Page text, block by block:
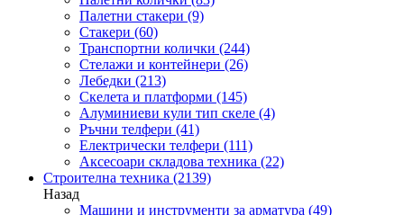
Палетни стакери (9)
Стакери (60)
Транспортни колички (244)
Стелажи и контейнери (26)
Лебедки (213)
Скелета и платформи (145)
Алуминиеви кули тип скеле (4)
Ръчни телфери (41)
Електрически телфери (111)
Аксесоари складова техника (22)
Строителна техника (2139)
Назад
Машини и инструменти за арматура (49)